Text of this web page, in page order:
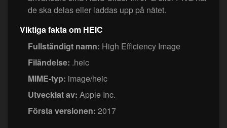
de ska delas eller laddas upp på nätet.
Viktiga fakta om HEIC
Fullständigt namn: High Efficiency Image
Filändelse: .heic
MIME-typ: image/heic
Utvecklat av: Apple Inc.
Första versionen: 2017